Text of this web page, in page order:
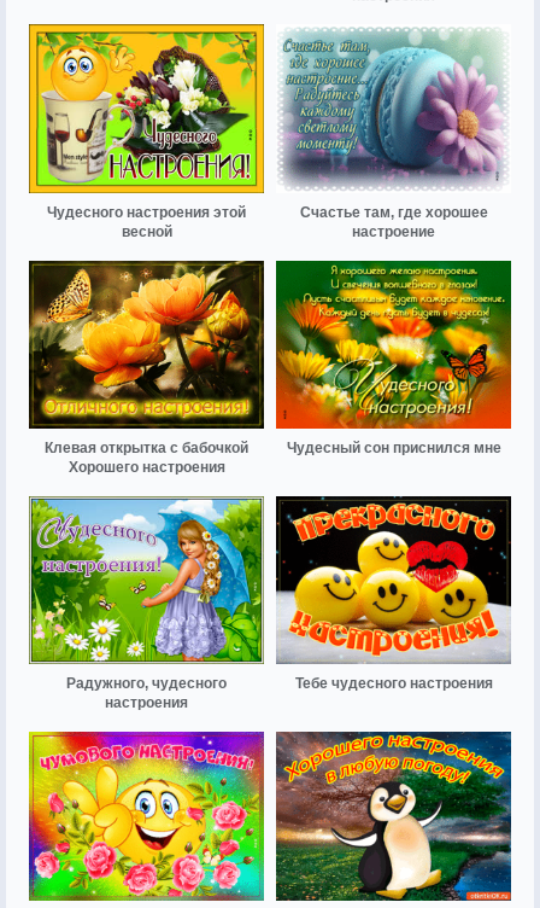
Чудесного настроения этой
весной
Счастье там, где хорошее
настроение
Клевая открытка с бабочкой
Хорошего настроения
Чудесный сон приснился мне
Радужного, чудесного
настроения
Тебе чудесного настроения